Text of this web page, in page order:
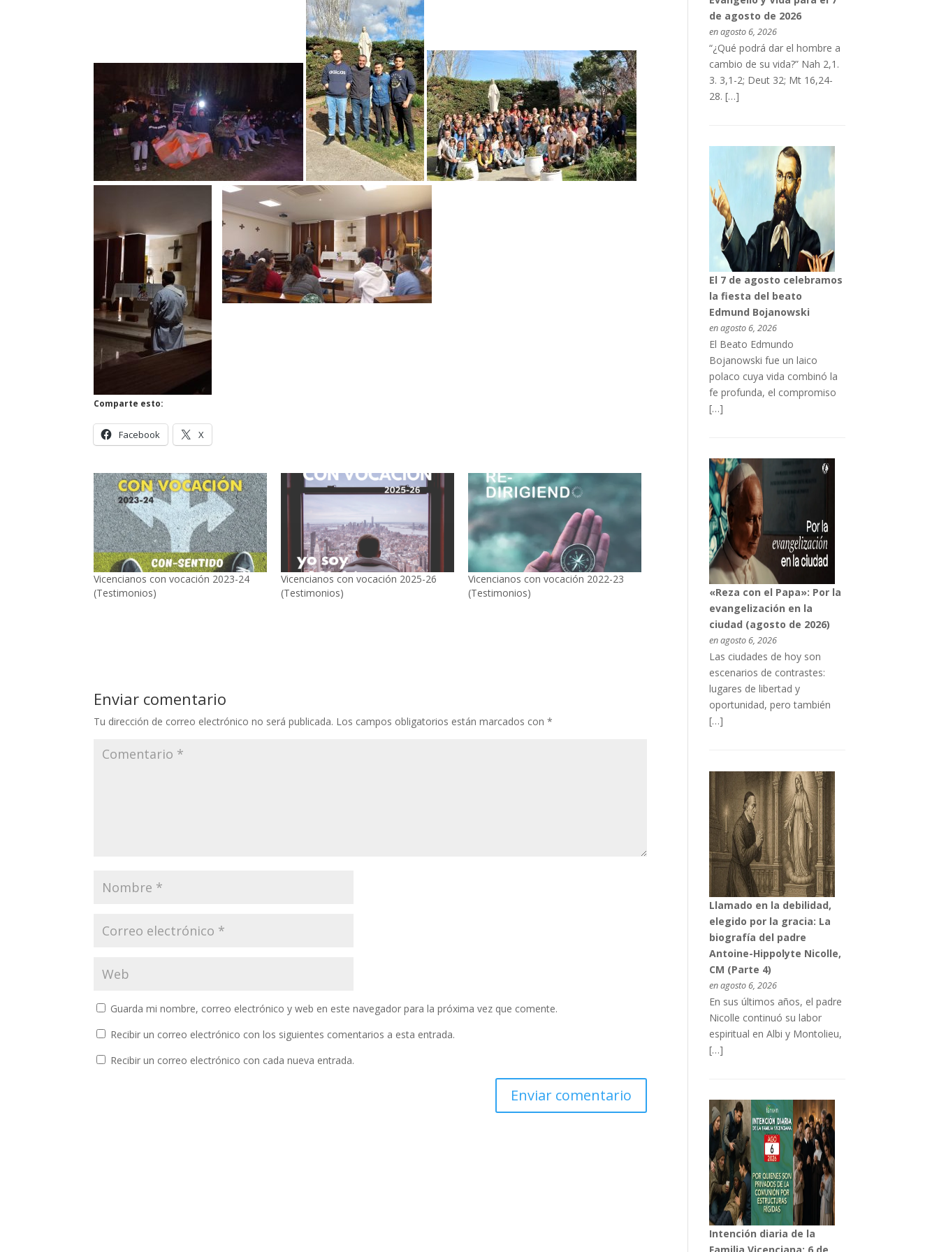
Comparte esto:
Facebook X
Vicencianos con vocación 2023-24
(Testimonios)
Vicencianos con vocación 2025-26
(Testimonios)
Vicencianos con vocación 2022-23
(Testimonios)
Enviar comentario
Tu dirección de correo electrónico no será publicada. Los campos obligatorios están marcados con*
Guarda mi nombre, correo electrónico y web en este navegador para la próxima vez que comente.
Recibir un correo electrónico con los siguientes comentarios a esta entrada.
Recibir un correo electrónico con cada nueva entrada.
de agosto de 2026
en agosto 6, 2026
“¿Qué podrá dar el hombre a
cambio de su vida?” Nah 2,1.
3. 3,1-2; Deut 32; Mt 16,24-
28. […]
El 7 de agosto celebramos
la fiesta del beato
Edmund Bojanowski
en agosto 6, 2026
El Beato Edmundo
Bojanowski fue un laico
polaco cuya vida combinó la
fe profunda, el compromiso
[…]
«Reza con el Papa»: Por la
evangelización en la
ciudad (agosto de 2026)
en agosto 6, 2026
Las ciudades de hoy son
escenarios de contrastes:
lugares de libertad y
oportunidad, pero también
[…]
Llamado en la debilidad,
elegido por la gracia: La
biografía del padre
Antoine-Hippolyte Nicolle,
CM (Parte 4)
en agosto 6, 2026
En sus últimos años, el padre
Nicolle continuó su labor
espiritual en Albi y Montolieu,
[…]
Intención diaria de la